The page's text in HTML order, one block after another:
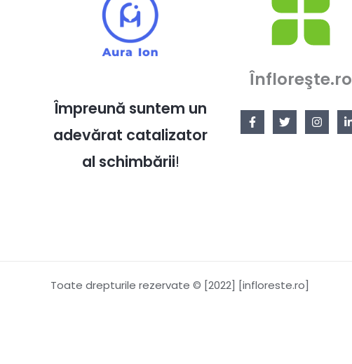
Împreună suntem un
adevărat catalizator
al schimbării!
Înfloreşte.ro
Toate drepturile rezervate © [2022] [infloreste.ro]